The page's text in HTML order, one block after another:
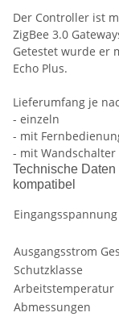
Der Controller ist
ZigBee 3.0
Getestet wurde er
Echo Plus.
Lieferumfang je
- einzeln
- mit
- mit Wandschalter
Technische
kompatibel
Eingangsspannung
Ausgangsstrom
Schutzklasse
Arbeitstemperatur
Abmessungen